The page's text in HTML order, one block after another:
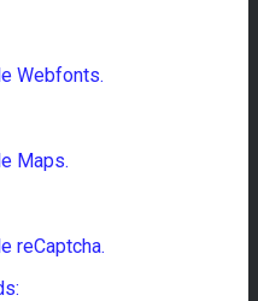
Webfonts.
Maps.
reCaptcha.